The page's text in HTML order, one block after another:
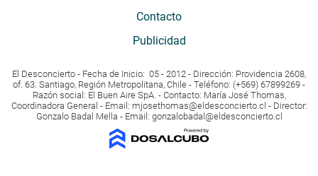
Contacto
Publicidad
El Desconcierto - Fecha de Inicio: 05 - 2012 - Dirección: Providencia 2608,
of. 63. Santiago, Región Metropolitana, Chile - Teléfono: (+569) 67899269 -
Razón social: El Buen Aire SpA. - Contacto: María José Thomas,
Coordinadora General - Email: mjosethomas@eldesconcierto.cl - Director:
Gonzalo Badal Mella - Email: gonzalobadal@eldesconcierto.cl